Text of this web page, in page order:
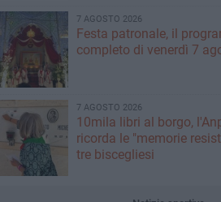
7 AGOSTO 2026
Festa patronale, il
completo di venerdì 7
7 AGOSTO 2026
10mila libri al borgo,
ricorda le "memorie
tre biscegliesi